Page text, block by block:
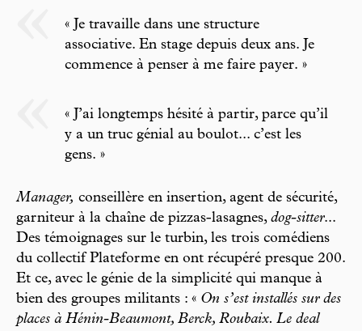
« Je travaille dans une structure
associative. En stage depuis deux ans. Je
commence à penser à me faire payer. »
« J’ai longtemps hésité à partir, parce qu’il
y a un truc génial au boulot... c’est les
gens. »
Manager, conseillère en insertion, agent de sécurité,
garniteur à la chaîne de pizzas-lasagnes, dog-sitter...
Des témoignages sur le turbin, les trois comédiens
du collectif Plateforme en ont récupéré presque 200.
Et ce, avec le génie de la simplicité qui manque à
bien des groupes militants : « On s’est installés sur des
places à Hénin-Beaumont, Berck, Roubaix. Le deal